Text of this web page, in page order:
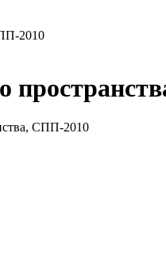
2010
СПП-2010